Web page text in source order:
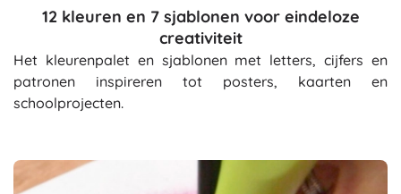
12 kleuren en 7 sjablonen voor eindeloze
creativiteit
Het kleurenpalet en sjablonen met letters, cijfers en
patronen inspireren tot posters, kaarten en
schoolprojecten.